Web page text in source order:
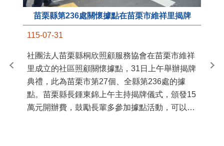
苗栗縣第236處關懷據點在苗栗市維祥里揭牌
115-07-31
社團法人苗栗縣桐欣照顧服務協會在苗栗市維祥
里成立的社區照顧關懷據點，31日上午舉辦揭牌
典禮，此為苗栗市第27個、全縣第236處的據
點。苗栗縣長鍾東錦上午主持揭牌儀式，頒發15
萬元開辦費，鼓勵長輩多參加據點活動，可以更
苗